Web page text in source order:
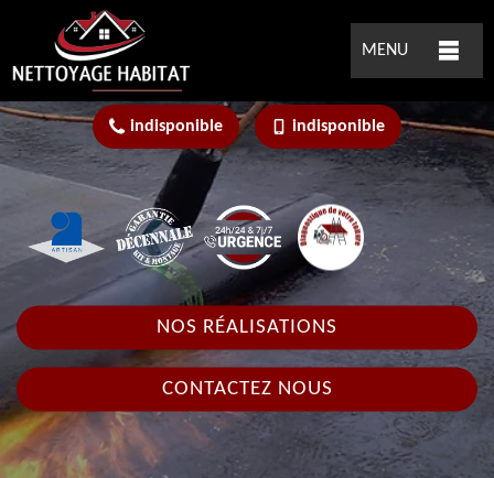
MENU
indisponible indisponible
NOS RÉALISATIONS
CONTACTEZ NOUS